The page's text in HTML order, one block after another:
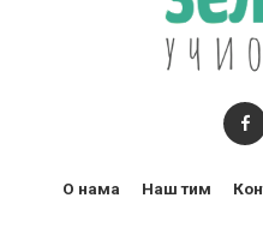
О нама Наш тим